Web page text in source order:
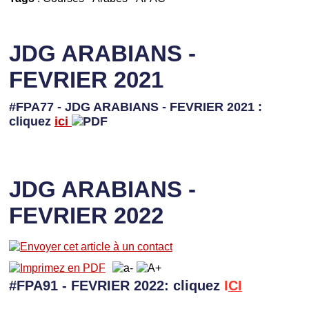
JDG ARABIANS -
FEVRIER 2021
#FPA77 - JDG ARABIANS - FEVRIER 2021 :
cliquez ici
JDG ARABIANS -
FEVRIER 2022
#FPA91 - FEVRIER 2022: cliquez ICI